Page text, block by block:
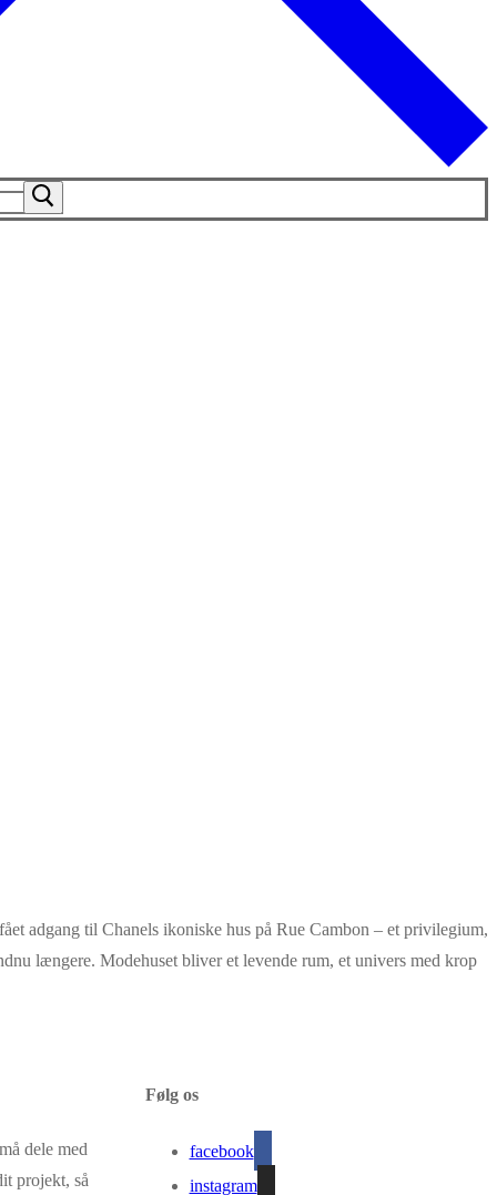
adgang til Chanels ikoniske hus på Rue Cambon – et privilegium,
længere. Modehuset bliver et levende rum, et univers med krop
dele med
projekt, så
Følg os
facebook
instagram